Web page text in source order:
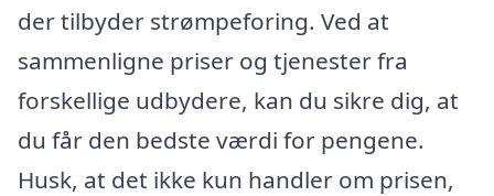
der tilbyder strømpeforing. Ved at
sammenligne priser og tjenester fra
forskellige udbydere, kan du sikre dig, at
du får den bedste værdi for pengene.
Husk, at det ikke kun handler om prisen,